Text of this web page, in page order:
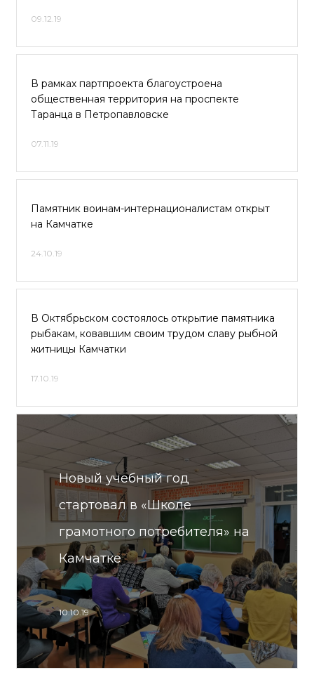
09.12.19
В рамках партпроекта благоустроена
общественная территория на проспекте
Таранца в Петропавловске
07.11.19
Памятник воинам-интернационалистам открыт
на Камчатке
24.10.19
В Октябрьском состоялось открытие памятника
рыбакам, ковавшим своим трудом славу рыбной
житницы Камчатки
17.10.19
Новый учебный год
стартовал в «Школе
грамотного потребителя» на
Камчатке
10.10.19